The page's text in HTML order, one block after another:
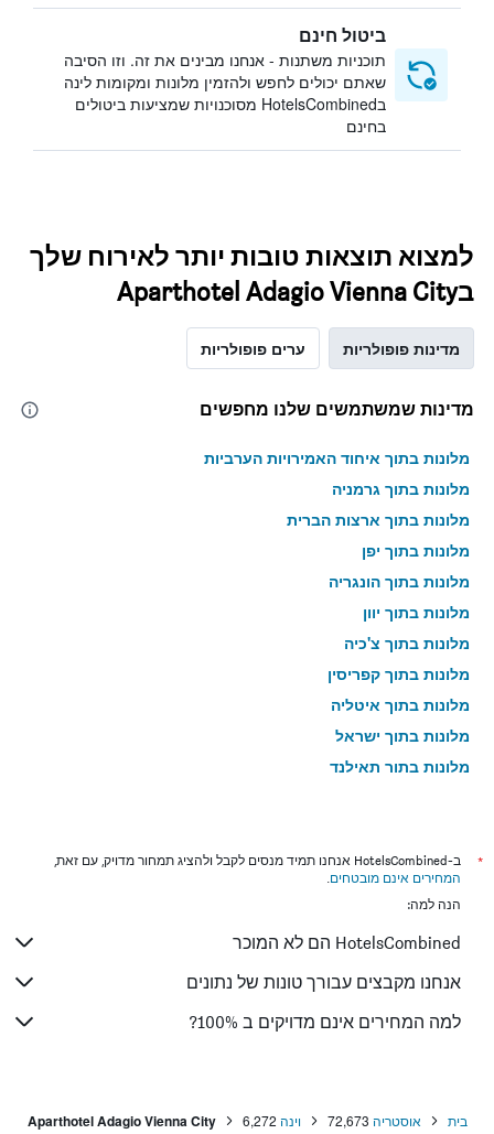
ביטול חינם
תוכניות משתנות - אנחנו מבינים את זה. וזו הסיבה
שאתם יכולים לחפש ולהזמין מלונות ומקומות לינה
בHotelsCombined מסוכנויות שמציעות ביטולים
בחינם
למצוא תוצאות טובות יותר לאירוח שלך
בAparthotel Adagio Vienna City
מדינות פופולריות ערים פופולריות
מדינות שמשתמשים שלנו מחפשים
מלונות בתוך איחוד האמירויות הערביות
מלונות בתוך גרמניה
מלונות בתוך ארצות הברית
מלונות בתוך יפן
מלונות בתוך הונגריה
מלונות בתוך יוון
מלונות בתוך צ'כיה
מלונות בתוך קפריסין
מלונות בתוך איטליה
מלונות בתוך ישראל
מלונות בתוך תאילנד
*
ב-HotelsCombined אנחנו תמיד מנסים לקבל ולהציג תמחור מדויק, עם זאת,
המחירים אינם מובטחים.
הנה למה:
HotelsCombined הם לא המוכר
אנחנו מקבצים עבורך טונות של נתונים
למה המחירים אינם מדויקים ב 100%?
בית אוסטריה 72,673 וינה 6,272
Aparthotel Adagio Vienna City